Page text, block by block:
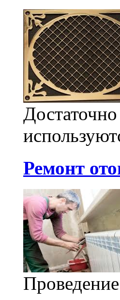
Ремонт